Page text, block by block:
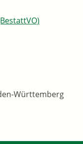
Württemberg